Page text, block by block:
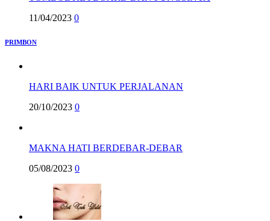
11/04/2023 0
PRIMBON
HARI BAIK UNTUK PERJALANAN
20/10/2023 0
MAKNA HATI BERDEBAR-DEBAR
05/08/2023 0